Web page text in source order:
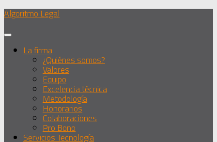
Debajo
del
contenido
Algoritmo Legal
La firma
¿Quiénes somos?
Valores
Equipo
Excelencia técnica
Metodología
Honorarios
Colaboraciones
Pro Bono
Servicios Tecnología